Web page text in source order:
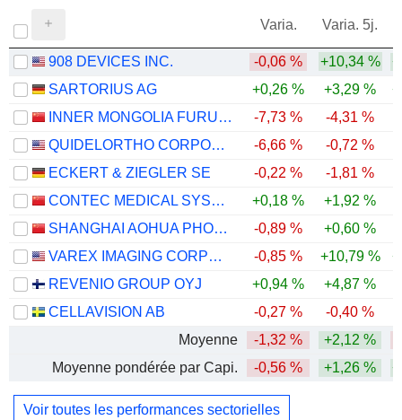
Varia. Varia. 5j.
908 DEVICES INC. -0,06 % +10,34 %
SARTORIUS AG
+0,26 % +3,29 %
INNER MONGOLIA FURUI MEDICAL SCIENCE CO., LTD.
-7,73 % -4,31 %
QUIDELORTHO CORPORATION
-6,66 % -0,72 %
ECKERT & ZIEGLER SE
-0,22 % -1,81 %
CONTEC MEDICAL SYSTEMS CO.,LTD
+0,18 % +1,92 %
SHANGHAI AOHUA PHOTOELECTRICITY ENDOSCOPE CO., LTD.
-0,89 % +0,60 %
VAREX IMAGING CORPORATION
-0,85 % +10,79 %
REVENIO GROUP OYJ
+0,94 % +4,87 %
CELLAVISION AB
-0,27 % -0,40 %
Moyenne
-1,32 % +2,12 %
Moyenne pondérée par Capi.
-0,56 % +1,26 %
Voir toutes les performances sectorielles